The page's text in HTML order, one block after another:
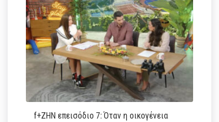
f+ΖΗΝ επεισόδιο 7: Όταν η οικογένεια